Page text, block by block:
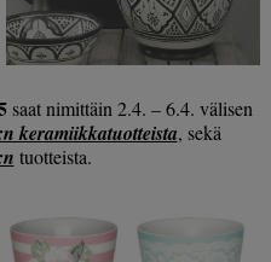
saat nimittäin 2.4. – 6.4. välisen
keramiikkatuotteista, sekä
tuotteista.